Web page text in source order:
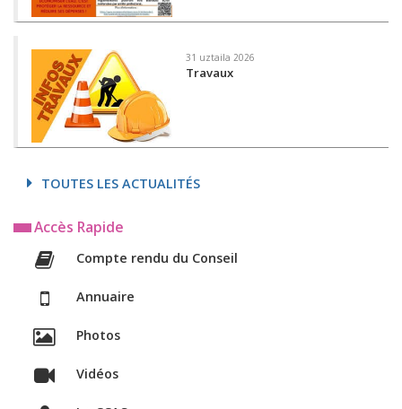
31 uztaila 2026
Travaux
TOUTES LES ACTUALITÉS
Accès Rapide
Compte rendu du Conseil
Annuaire
Photos
Vidéos